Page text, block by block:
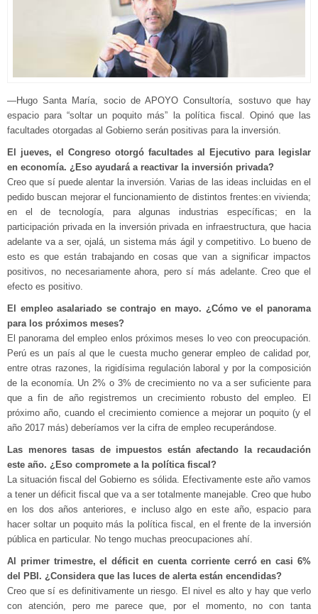
—Hugo Santa María, socio de APOYO Consultoría, sostuvo que hay
espacio para “soltar un poquito más” la política fiscal. Opinó que las
facultades otorgadas al Gobierno serán positivas para la inversión.
El jueves, el Congreso otorgó facultades al Ejecutivo para legislar
en economía. ¿Eso ayudará a reactivar la inversión privada?
Creo que sí puede alentar la inversión. Varias de las ideas incluidas en el
pedido buscan mejorar el funcionamiento de distintos frentes:en vivienda;
en el de tecnología, para algunas industrias específicas; en la
participación privada en la inversión privada en infraestructura, que hacia
adelante va a ser, ojalá, un sistema más ágil y competitivo. Lo bueno de
esto es que están trabajando en cosas que van a significar impactos
positivos, no necesariamente ahora, pero sí más adelante. Creo que el
efecto es positivo.
El empleo asalariado se contrajo en mayo. ¿Cómo ve el panorama
para los próximos meses?
El panorama del empleo enlos próximos meses lo veo con preocupación.
Perú es un país al que le cuesta mucho generar empleo de calidad por,
entre otras razones, la rigidísima regulación laboral y por la composición
de la economía. Un 2% o 3% de crecimiento no va a ser suficiente para
que a fin de año registremos un crecimiento robusto del empleo. El
próximo año, cuando el crecimiento comience a mejorar un poquito (y el
año 2017 más) deberíamos ver la cifra de empleo recuperándose.
Las menores tasas de impuestos están afectando la recaudación
este año. ¿Eso compromete a la política fiscal?
La situación fiscal del Gobierno es sólida. Efectivamente este año vamos
a tener un déficit fiscal que va a ser totalmente manejable. Creo que hubo
en los dos años anteriores, e incluso algo en este año, espacio para
hacer soltar un poquito más la política fiscal, en el frente de la inversión
pública en particular. No tengo muchas preocupaciones ahí.
Al primer trimestre, el déficit en cuenta corriente cerró en casi 6%
del PBI. ¿Considera que las luces de alerta están encendidas?
Creo que sí es definitivamente un riesgo. El nivel es alto y hay que verlo
con atención, pero me parece que, por el momento, no con tanta